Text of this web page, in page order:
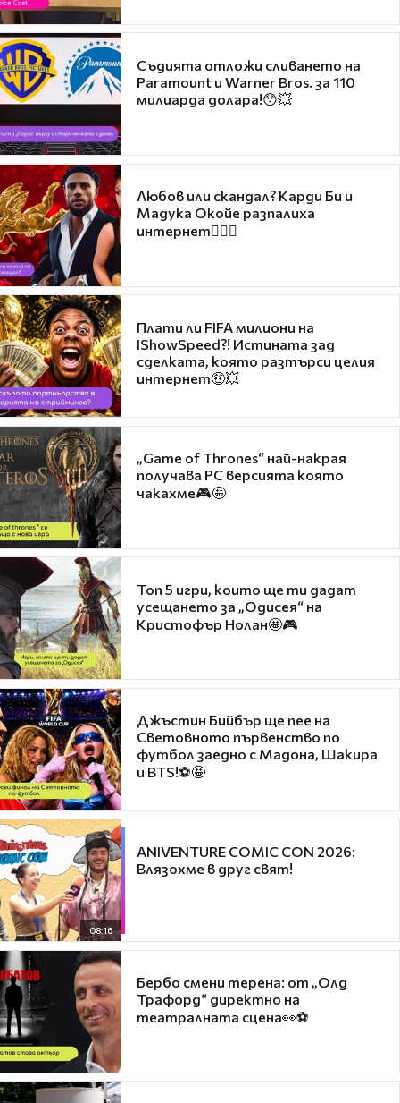
Съдията отложи сливането на
Paramount и Warner Bros. за 110
милиарда долара!😯💥
Любов или скандал? Карди Би и
Мадука Окойе разпалиха
интернет❤️‍🔥🔥
Плати ли FIFA милиони на
IShowSpeed?! Истината зад
сделката, която разтърси целия
интернет🤑💥
„Game of Thrones“ най-накрая
получава PC версията която
чакахме🎮🤩
Топ 5 игри, които ще ти дадат
усещането за „Одисея“ на
Кристофър Нолан🤩🎮
Джъстин Бийбър ще пее на
Световното първенство по
футбол заедно с Мадона, Шакира
и BTS!⚽🤩
08:16
ANIVENTURE COMIC CON 2026:
Влязохме в друг свят!
Бербо смени терена: от „Олд
Трафорд“ директно на
театралната сцена👀⚽